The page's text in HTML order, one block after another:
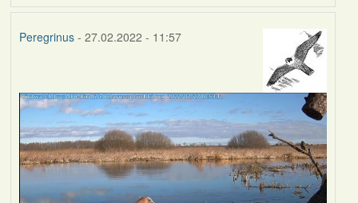
Peregrinus- 27.02.2022 - 11:57